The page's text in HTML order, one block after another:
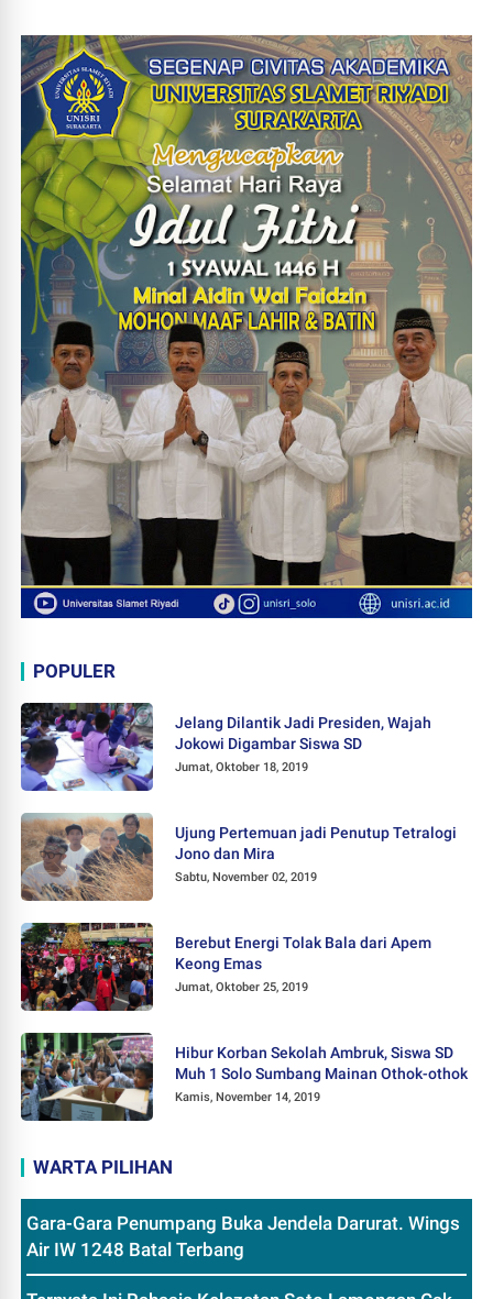
POPULER
Jelang Dilantik Jadi Presiden, Wajah
Jokowi Digambar Siswa SD
Jumat, Oktober 18, 2019
Ujung Pertemuan jadi Penutup Tetralogi
Jono dan Mira
Sabtu, November 02, 2019
Berebut Energi Tolak Bala dari Apem
Keong Emas
Jumat, Oktober 25, 2019
Hibur Korban Sekolah Ambruk, Siswa SD
Muh 1 Solo Sumbang Mainan Othok-othok
Kamis, November 14, 2019
WARTA PILIHAN
Gara-Gara Penumpang Buka Jendela Darurat. Wings
Air IW 1248 Batal Terbang